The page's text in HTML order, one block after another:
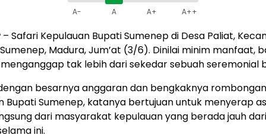
A- A A+ A++
– Safari Kepulauan Bupati Sumenep di Desa Paliat,
Madura, Jum’at (3/6). Dinilai minim manfaat,
tak lebih dari sekedar sebuah seremonial
besarnya anggaran dan bengkaknya
Bupati Sumenep, katanya bertujuan untuk menyerap
dari masyarakat kepulauan yang berada jauh
ini.